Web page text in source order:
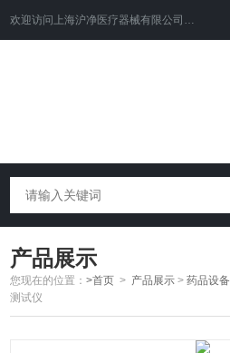
欢迎访问上海沪净医疗器械有限公司网站！
产品展示
您现在的位置：>首页 > 产品展示 >药品设备
测试仪